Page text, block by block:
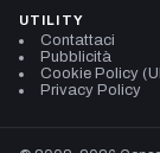
UTILITY
Contattaci
Pubblicità
Cookie Policy
Privacy Policy